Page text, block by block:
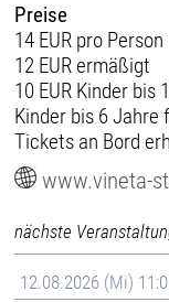
Preise
14 EUR pro Person
12 EUR ermäßigt
10 EUR Kinder bis
Kinder bis 6 Jahre
Tickets an Bord
www.vineta-
nächste
12.08.2026 (Mi)